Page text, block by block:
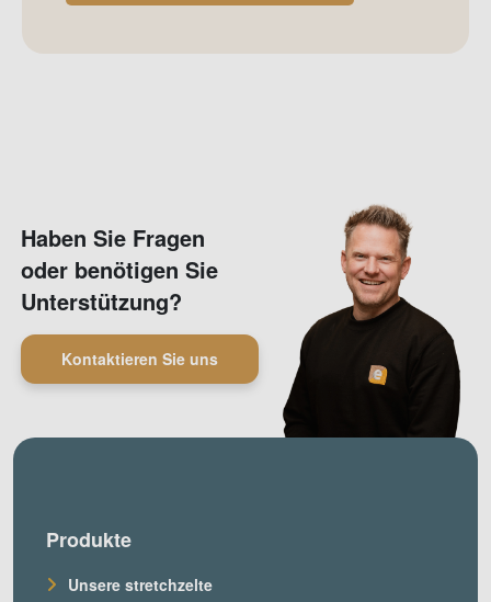
Haben Sie Fragen
oder benötigen Sie
Unterstützung?
Kontaktieren Sie uns
Produkte
Unsere stretchzelte